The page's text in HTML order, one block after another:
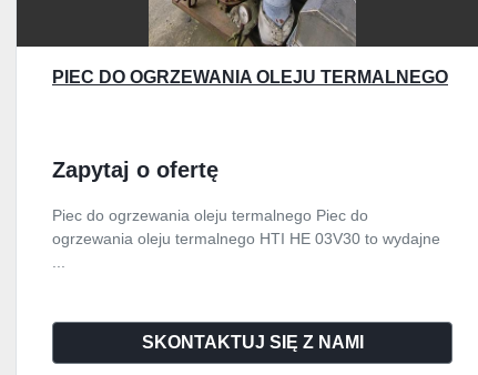
PIEC DO OGRZEWANIA OLEJU TERMALNEGO
Zapytaj o ofertę
Piec do ogrzewania oleju termalnego Piec do
ogrzewania oleju termalnego HTI HE 03V30 to wydajne
SKONTAKTUJ SIĘ Z NAMI